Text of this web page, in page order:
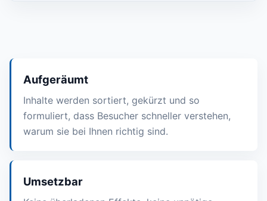
Aufgeräumt
Inhalte werden sortiert, gekürzt und so
formuliert, dass Besucher schneller verstehen,
warum sie bei Ihnen richtig sind.
Umsetzbar